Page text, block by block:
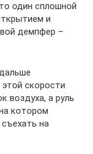
один сплошной
и
демпфер –
скорости
воздуха, а руль
котором
на